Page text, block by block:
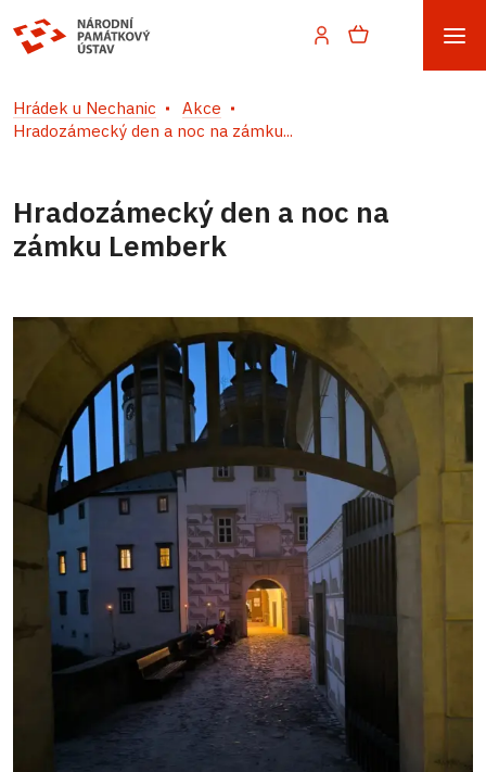
Hrádek u Nechanic
Akce
Hradozámecký den a noc na zámku...
Hradozámecký den a noc na
zámku Lemberk